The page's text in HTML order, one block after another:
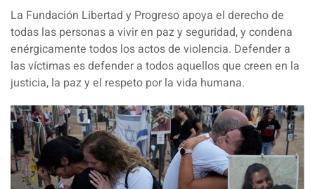
La Fundación Libertad y Progreso apoya el derecho de
todas las personas a vivir en paz y seguridad, y condena
enérgicamente todos los actos de violencia. Defender a
las víctimas es defender a todos aquellos que creen en la
justicia, la paz y el respeto por la vida humana.